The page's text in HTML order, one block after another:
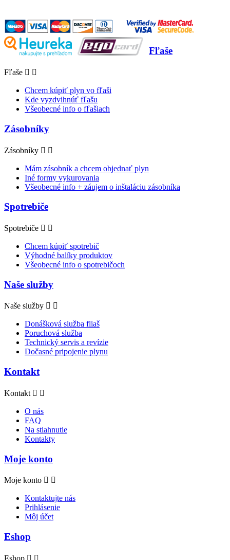
Fľaše
Fľaše  
Chcem kúpiť plyn vo fľaši
Kde vyzdvihnúť fľašu
Všeobecné info o fľašiach
Zásobníky
Zásobníky  
Mám zásobník a chcem objednať plyn
Iné formy vykurovania
Všeobecné info + záujem o inštaláciu zásobníka
Spotrebiče
Spotrebiče  
Chcem kúpiť spotrebič
Výhodné balíky produktov
Všeobecné info o spotrebičoch
Naše služby
Naše služby  
Donášková služba fliaš
Poruchová služba
Technický servis a revízie
Dočasné pripojenie plynu
Kontakt
Kontakt  
O nás
FAQ
Na stiahnutie
Kontakty
Moje konto
Moje konto  
Kontaktujte nás
Prihlásenie
Môj účet
Eshop
Eshop  